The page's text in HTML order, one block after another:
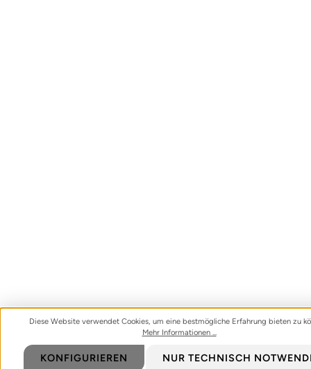
Diese Website verwendet Cookies, um eine bestmögliche Erfahrung bieten zu
Mehr Informationen ...
NUR TECHNISCH
KONFIGURIEREN